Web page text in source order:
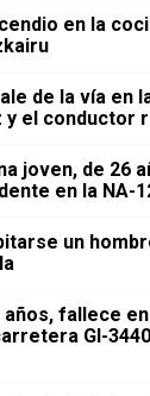
en la
de la vía en
y el conductor
joven, de 26
en la NA-
un
años, fallece
GI-